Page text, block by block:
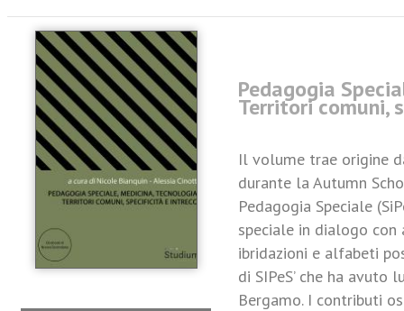
Pedagogia
Territori comuni,
Il volume trae origine
durante la Autumn
Pedagogia Speciale
speciale in dialogo con
ibridazioni e alfabeti
di SIPeS’ che ha avuto
Bergamo. I contributi